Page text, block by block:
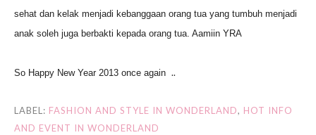
sehat dan kelak menjadi kebanggaan orang tua yang tumbuh menjadi
anak soleh juga berbakti kepada orang tua. Aamiin YRA
So Happy New Year 2013 once again ..
LABEL: FASHION AND STYLE IN WONDERLAND, HOT INFO
AND EVENT IN WONDERLAND